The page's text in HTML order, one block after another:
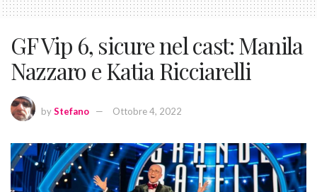
GF Vip 6, sicure nel cast: Manila
Nazzaro e Katia Ricciarelli
byStefano Ottobre 4, 2022